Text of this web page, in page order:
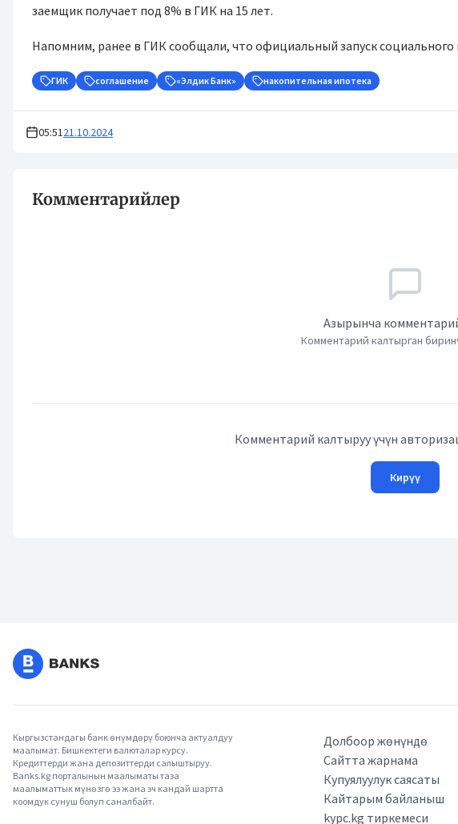
заемщик получает под 8% в ГИК на 15 лет.
Напомним, ранее в ГИК сообщали, что официальный запуск социального
ГИК соглашение «Элдик Банк» накопительная ипотека
05:5121.10.2024
Комментарийлер
Азырынча
Комментарий калтырган
Комментарий калтыруу үчүн
Кирүү
Кыргызстандагы банк өнүмдөрү боюнча актуалдуу
маалымат. Бишкектеги валюталар курсу.
Кредиттерди жана депозиттерди салыштыруу.
Banks.kg порталынын маалыматы таза
маалыматтык мүнөзгө ээ жана эч кандай шартта
коомдук сунуш болуп саналбайт.
Долбоор жөнүндө
Сайтта жарнама
Купуялуулук саясаты
Кайтарым байланыш
kypc.kg тиркемеси